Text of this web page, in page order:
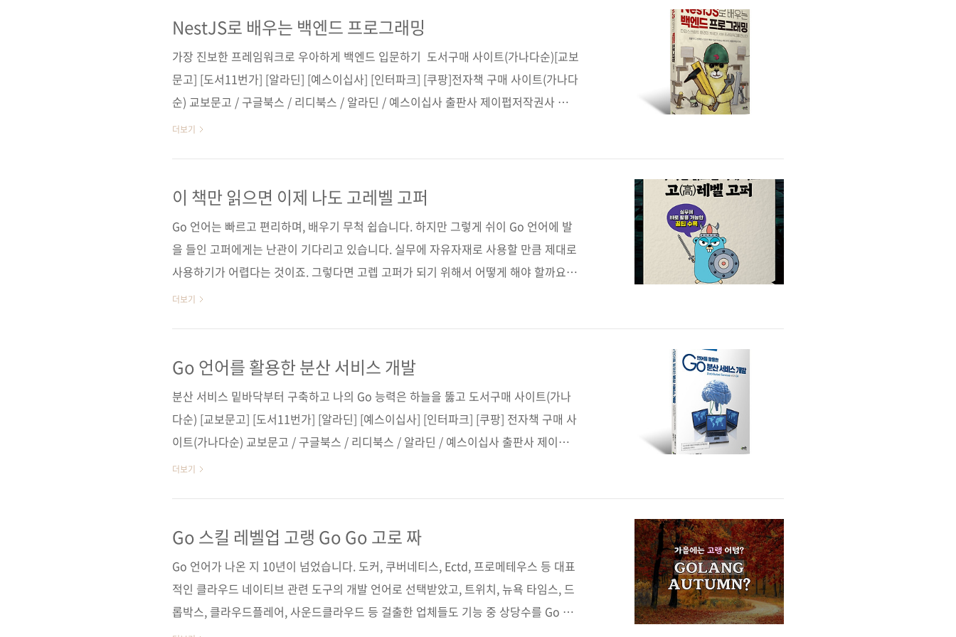
지은이 아미트 사하 옮긴이 김찬빈 감수자 (없음) 시리즈 (없음) 출판일 2022. 12. 26 페
NestJS로 배우는 백엔드 프로그래밍
가장 진보한 프레임워크로 우아하게 백엔드 입문하기 도서구매 사이트(가나다순)[교보
문고] [도서11번가] [알라딘] [예스이십사] [인터파크] [쿠팡]전자책 구매 사이트(가나다
순) 교보문고 / 구글북스 / 리디북스 / 알라딘 / 예스이십사 출판사 제이펍저작권사 제이
펍원서명 (없음)도서명 NestJS로 배우는 백엔드 프로그래밍부제 타입스크립트 환경의
(soft cover)정 가 27,000원ISBN 979-11-92469-56-0 93000키워드 Nest, 백엔드,
더보기
이 책만 읽으면 이제 나도 고레벨 고퍼
Go 언어는 빠르고 편리하며, 배우기 무척 쉽습니다. 하지만 그렇게 쉬이 Go 언어에 발
을 들인 고퍼에게는 난관이 기다리고 있습니다. 실무에 자유자재로 사용할 만큼 제대로
사용하기가 어렵다는 것이죠. 그렇다면 고렙 고퍼가 되기 위해서 어떻게 해야 할까요?
가자 넥스트 레벨로 바로 이렇게 넥스트 레벨로 렙업하고 싶은 분들을 위해 이 책, Go
HTTP 애플리케이션, gRPC 애플리케이션에 초점을 맞춥니다. 생각처럼 무시무시하지
스러웠던 부분을 시원하게 팍팍 긁어줄 겁니..
더보기
Go 언어를 활용한 분산 서비스 개발
분산 서비스 밑바닥부터 구축하고 나의 Go 능력은 하늘을 뚫고 도서구매 사이트(가나
다순) [교보문고] [도서11번가] [알라딘] [예스이십사] [인터파크] [쿠팡] 전자책 구매 사
이트(가나다순) 교보문고 / 구글북스 / 리디북스 / 알라딘 / 예스이십사 출판사 제이펍
저작권사 Pragmatic Bookshelf 원서명 Distributed Services with Go
감수자 (없음) 시리즈 (없음) 출판일 2022. 11. 08 페이지 268쪽 판 형 46배판변형
더보기
Go 스킬 레벨업 고랭 Go Go 고로 짜
Go 언어가 나온 지 10년이 넘었습니다. 도커, 쿠버네티스, Ectd, 프로메테우스 등 대표
적인 클라우드 네이티브 관련 도구의 개발 언어로 선택받았고, 트위치, 뉴욕 타임스, 드
롭박스, 클라우드플레어, 사운드클라우드 등 걸출한 업체들도 기능 중 상당수를 Go 언